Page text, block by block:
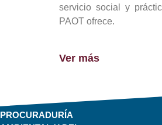
servicio social y
PAOT ofrece.
Ver más
PROCURADURÍA